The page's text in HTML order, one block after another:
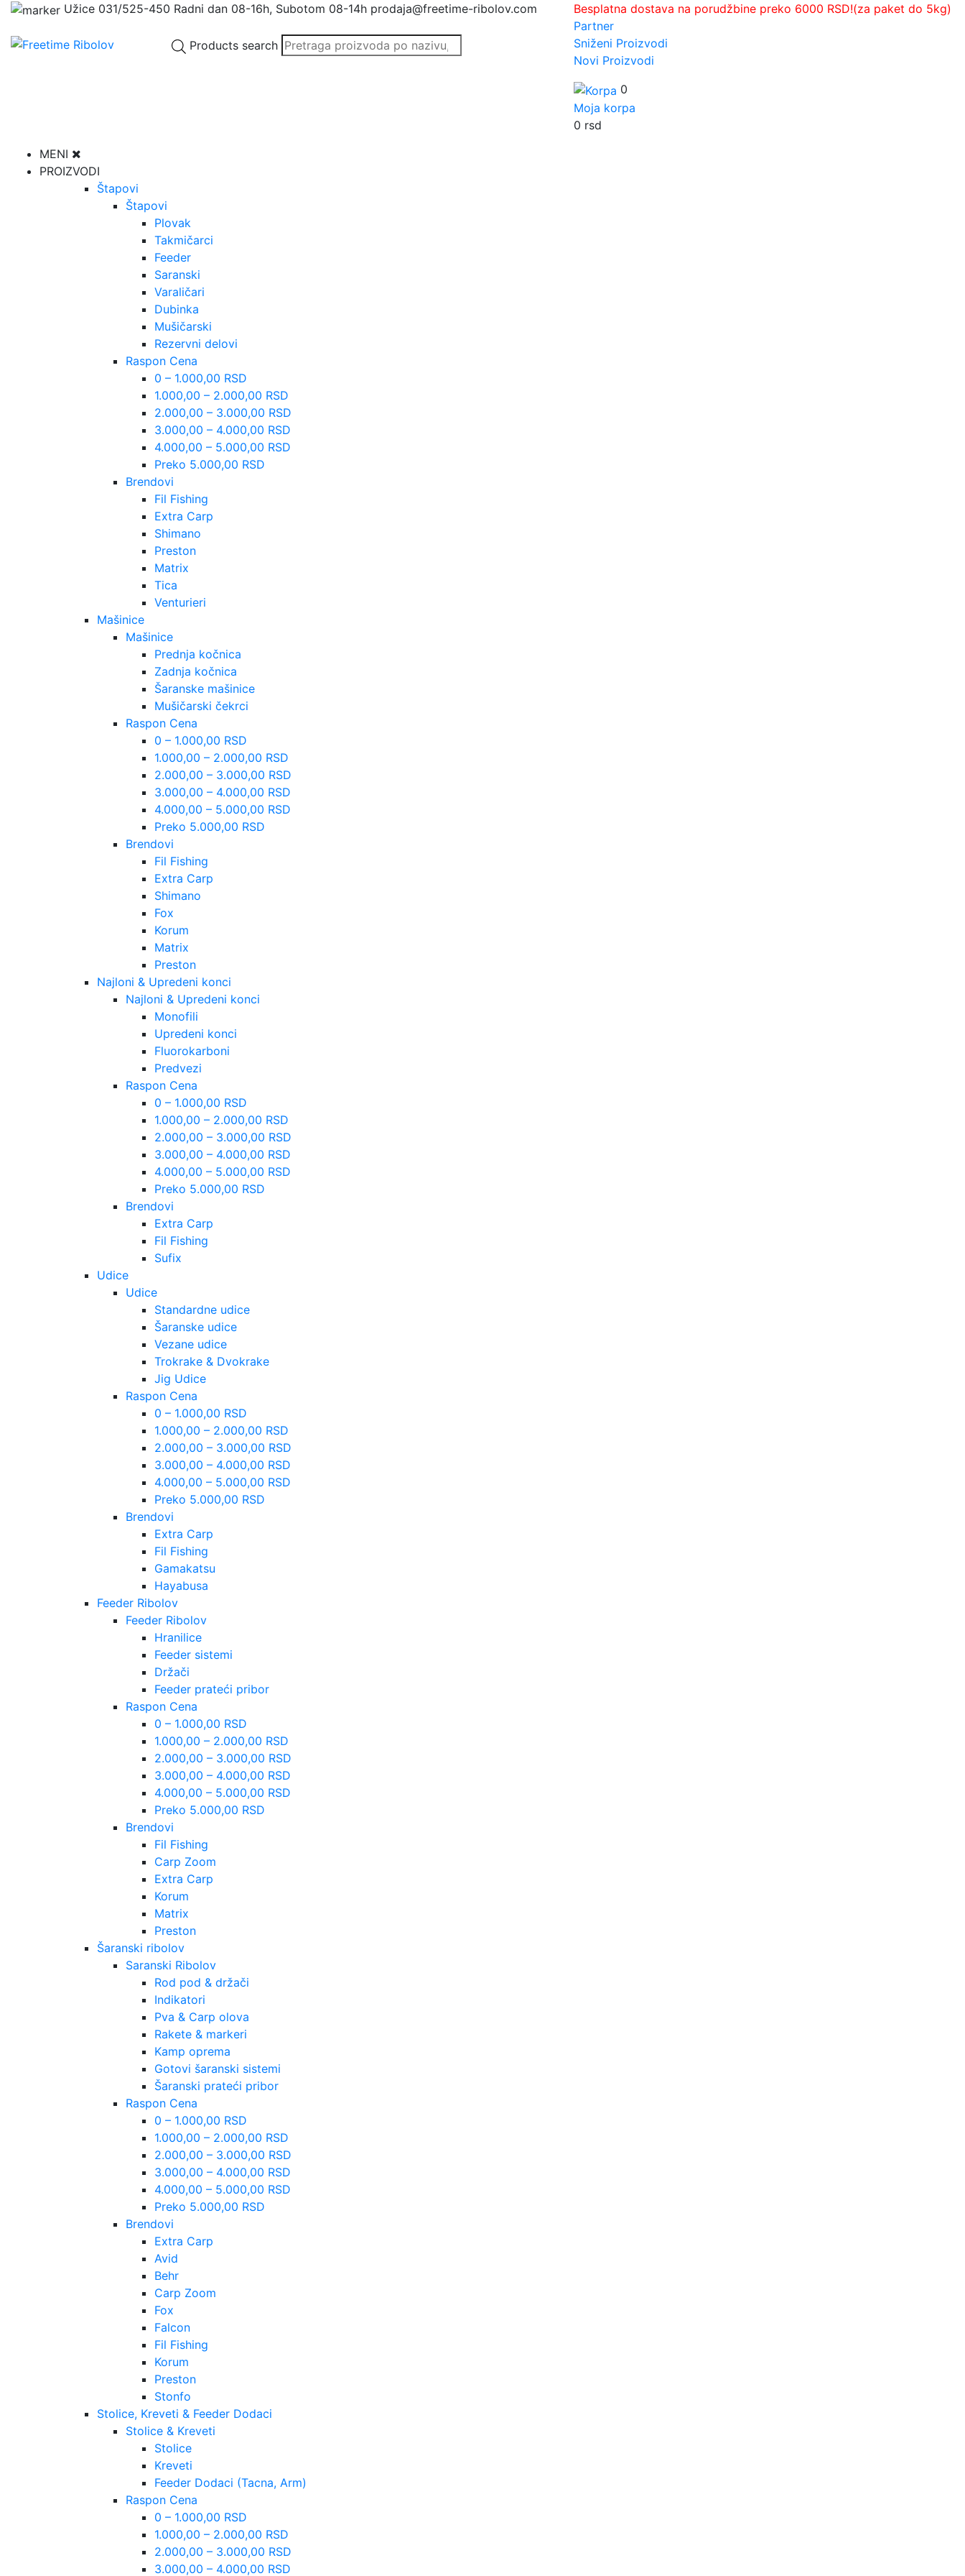
Užice 031/525-450 Radni dan 08-16h, Subotom 08-14h prodaja@freetime-ribolov.com
Besplatna dostava na porudžbine preko 6000 RSD!(za paket do 5kg)
Partner
Products search
Sniženi Proizvodi
Novi Proizvodi
0
Moja korpa
0 rsd
MENI
PROIZVODI
Štapovi
Štapovi
Plovak
Takmičarci
Feeder
Saranski
Varaličari
Dubinka
Mušičarski
Rezervni delovi
Raspon Cena
0 – 1.000,00 RSD
1.000,00 – 2.000,00 RSD
2.000,00 – 3.000,00 RSD
3.000,00 – 4.000,00 RSD
4.000,00 – 5.000,00 RSD
Preko 5.000,00 RSD
Brendovi
Fil Fishing
Extra Carp
Shimano
Preston
Matrix
Tica
Venturieri
Mašinice
Mašinice
Prednja kočnica
Zadnja kočnica
Šaranske mašinice
Mušičarski čekrci
Raspon Cena
0 – 1.000,00 RSD
1.000,00 – 2.000,00 RSD
2.000,00 – 3.000,00 RSD
3.000,00 – 4.000,00 RSD
4.000,00 – 5.000,00 RSD
Preko 5.000,00 RSD
Brendovi
Fil Fishing
Extra Carp
Shimano
Fox
Korum
Matrix
Preston
Najloni & Upredeni konci
Najloni & Upredeni konci
Monofili
Upredeni konci
Fluorokarboni
Predvezi
Raspon Cena
0 – 1.000,00 RSD
1.000,00 – 2.000,00 RSD
2.000,00 – 3.000,00 RSD
3.000,00 – 4.000,00 RSD
4.000,00 – 5.000,00 RSD
Preko 5.000,00 RSD
Brendovi
Extra Carp
Fil Fishing
Sufix
Udice
Udice
Standardne udice
Šaranske udice
Vezane udice
Trokrake & Dvokrake
Jig Udice
Raspon Cena
0 – 1.000,00 RSD
1.000,00 – 2.000,00 RSD
2.000,00 – 3.000,00 RSD
3.000,00 – 4.000,00 RSD
4.000,00 – 5.000,00 RSD
Preko 5.000,00 RSD
Brendovi
Extra Carp
Fil Fishing
Gamakatsu
Hayabusa
Feeder Ribolov
Feeder Ribolov
Hranilice
Feeder sistemi
Držači
Feeder prateći pribor
Raspon Cena
0 – 1.000,00 RSD
1.000,00 – 2.000,00 RSD
2.000,00 – 3.000,00 RSD
3.000,00 – 4.000,00 RSD
4.000,00 – 5.000,00 RSD
Preko 5.000,00 RSD
Brendovi
Fil Fishing
Carp Zoom
Extra Carp
Korum
Matrix
Preston
Šaranski ribolov
Saranski Ribolov
Rod pod & držači
Indikatori
Pva & Carp olova
Rakete & markeri
Kamp oprema
Gotovi šaranski sistemi
Šaranski prateći pribor
Raspon Cena
0 – 1.000,00 RSD
1.000,00 – 2.000,00 RSD
2.000,00 – 3.000,00 RSD
3.000,00 – 4.000,00 RSD
4.000,00 – 5.000,00 RSD
Preko 5.000,00 RSD
Brendovi
Extra Carp
Avid
Behr
Carp Zoom
Fox
Falcon
Fil Fishing
Korum
Preston
Stonfo
Stolice, Kreveti & Feeder Dodaci
Stolice & Kreveti
Stolice
Kreveti
Feeder Dodaci (Tacna, Arm)
Raspon Cena
0 – 1.000,00 RSD
1.000,00 – 2.000,00 RSD
2.000,00 – 3.000,00 RSD
3.000,00 – 4.000,00 RSD